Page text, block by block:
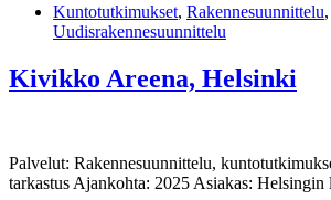
Kuntotutkimukset, Rakennesuunnittelu,
Uudisrakennesuunnittelu
Kivikko Areena, Helsinki
Palvelut: Rakennesuunnittelu,
tarkastus Ajankohta: 2025 Asiakas: